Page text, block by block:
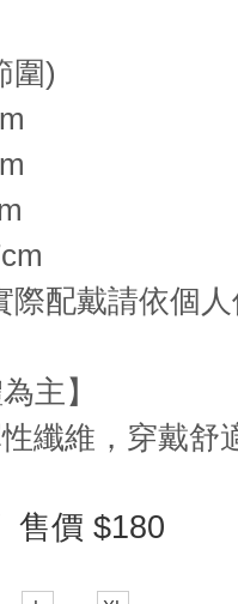
圍)
際配戴請依個
主】
纖維，穿戴舒
售價 $180